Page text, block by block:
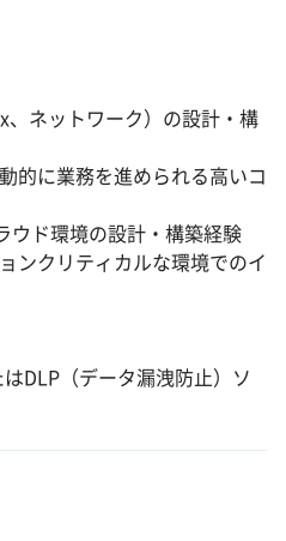
、ネットワーク）の設計・構
的に業務を進められる高いコ
ウド環境の設計・構築経験
ンクリティカルな環境でのイ
DLP（データ漏洩防止）ソ